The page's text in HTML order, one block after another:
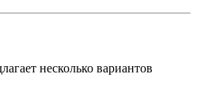
несколько вариантов